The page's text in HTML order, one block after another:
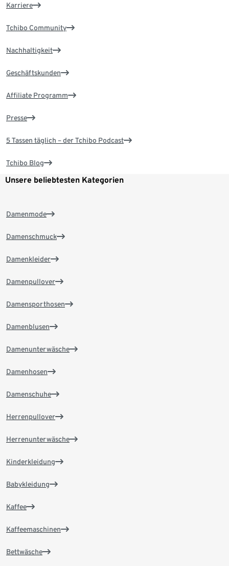
Karriere
Tchibo Community
Nachhaltigkeit
Geschäftskunden
Affiliate Programm
Presse
5 Tassen täglich – der Tchibo Podcast
Tchibo Blog
Unsere beliebtesten Kategorien
Damenmode
Damenschmuck
Damenkleider
Damenpullover
Damensporthosen
Damenblusen
Damenunterwäsche
Damenhosen
Damenschuhe
Herrenpullover
Herrenunterwäsche
Kinderkleidung
Babykleidung
Kaffee
Kaffeemaschinen
Bettwäsche